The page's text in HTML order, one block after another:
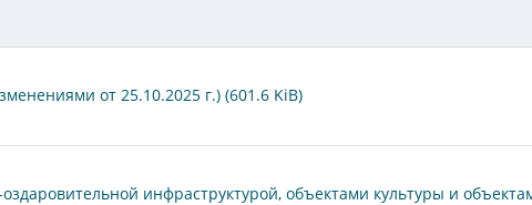
от 25.10.2025 г.) (601.6 KiB)
инфраструктурой, объектами культуры и